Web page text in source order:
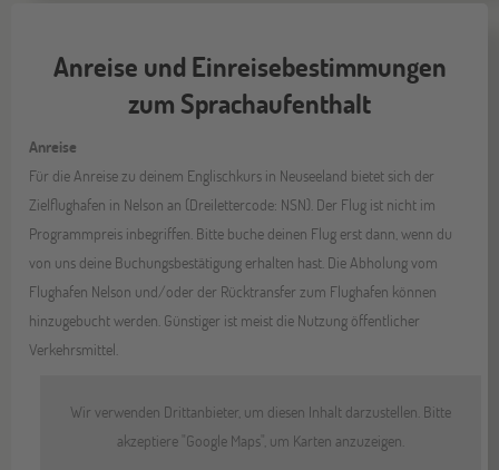
Anreise und Einreisebestimmungen
zum Sprachaufenthalt
Anreise
Für die Anreise zu deinem Englischkurs in Neuseeland bietet sich der
Zielflughafen in Nelson an (Dreilettercode: NSN). Der Flug ist nicht im
Programmpreis inbegriffen. Bitte buche deinen Flug erst dann, wenn du
von uns deine Buchungsbestätigung erhalten hast. Die Abholung vom
Flughafen Nelson und/oder der Rücktransfer zum Flughafen können
hinzugebucht werden. Günstiger ist meist die Nutzung öffentlicher
Verkehrsmittel.
Wir verwenden Drittanbieter, um diesen Inhalt darzustellen. Bitte
akzeptiere "Google Maps", um Karten anzuzeigen.